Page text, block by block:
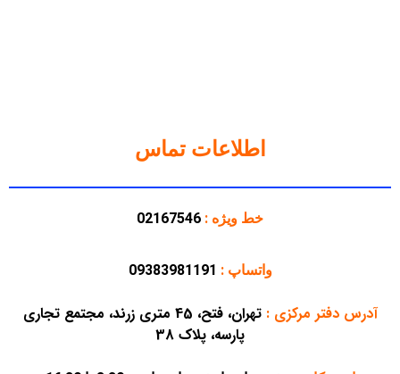
اطلاعات تماس
خط ویژه : 02167546
واتساپ : 09383981191
آدرس دفتر مرکزی:
تهران، فتح، 45 متری زرند، مجتمع تجاری
پارسه، پلاک 38